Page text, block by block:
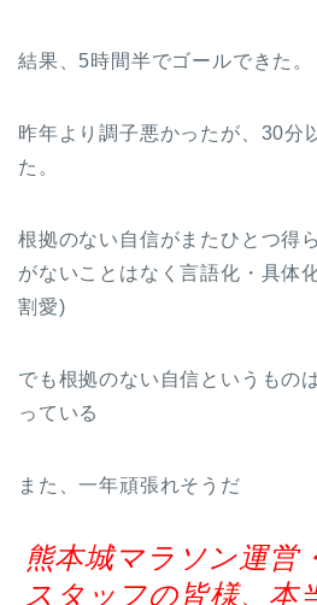
結果、5時間半でゴールできた。
昨年より調子悪かったが、30分
た。
根拠のない自信がまたひとつ得
がないことはなく言語化・具体
割愛)
でも根拠のない自信というもの
っている
また、一年頑張れそうだ
熊本城マラソン運営
スタッフの皆様、本